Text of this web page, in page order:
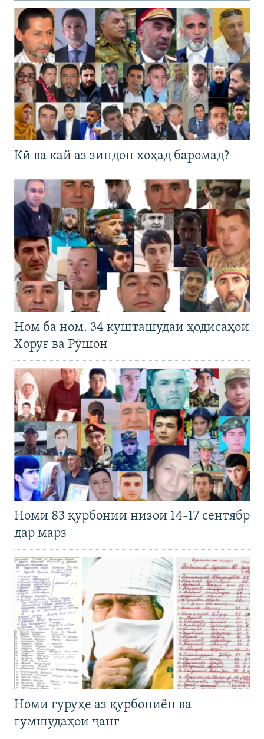
Кӣ ва кай аз зиндон хоҳад баромад?
Ном ба ном. 34 кушташудаи ҳодисаҳои
Хоруғ ва Рӯшон
Номи 83 қурбонии низои 14-17 сентябр
дар марз
Номи гуруҳе аз қурбониён ва
гумшудаҳои ҷанг